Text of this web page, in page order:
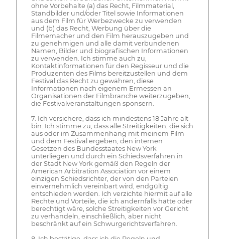
ohne Vorbehalte (a) das Recht, Filmmaterial,
Standbilder und/oder Titel sowie Informationen
aus dem Film für Werbezwecke zu verwenden
und (b) das Recht, Werbung über die
Filmemacher und den Film herauszugeben und
zu genehmigen und alle damit verbundenen
Namen, Bilder und biografischen Informationen
zu verwenden. Ich stimme auch zu,
Kontaktinformationen für den Regisseur und die
Produzenten des Films bereitzustellen und dem
Festival das Recht zu gewähren, diese
Informationen nach eigenem Ermessen an
Organisationen der Filmbranche weiterzugeben,
die Festivalveranstaltungen sponsern.
7. Ich versichere, dass ich mindestens 18 Jahre alt
bin. Ich stimme zu, dass alle Streitigkeiten, die sich
aus oder im Zusammenhang mit meinem Film
und dem Festival ergeben, den internen
Gesetzen des Bundesstaates New York
unterliegen und durch ein Schiedsverfahren in
der Stadt New York gemäß den Regeln der
American Arbitration Association vor einem
einzigen Schiedsrichter, der von den Parteien
einvernehmlich vereinbart wird, endgültig
entschieden werden. Ich verzichte hiermit auf alle
Rechte und Vorteile, die ich andernfalls hätte oder
berechtigt wäre, solche Streitigkeiten vor Gericht
zu verhandeln, einschließlich, aber nicht
beschränkt auf ein Schwurgerichtsverfahren.